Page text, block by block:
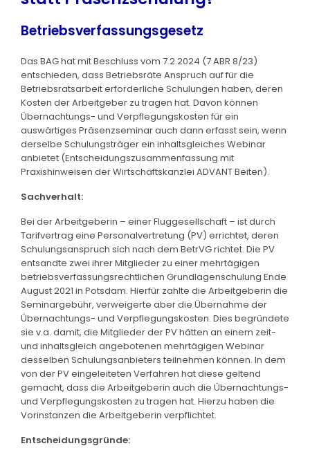
Betriebsverfassungsgesetz
Das BAG hat mit Beschluss vom 7.2.2024 (7 ABR 8/23)
entschieden, dass Betriebsräte Anspruch auf für die
Betriebsratsarbeit erforderliche Schulungen haben, deren
Kosten der Arbeitgeber zu tragen hat. Davon können
Übernachtungs- und Verpflegungskosten für ein
auswärtiges Präsenzseminar auch dann erfasst sein, wenn
derselbe Schulungsträger ein inhaltsgleiches Webinar
anbietet (Entscheidungszusammenfassung mit
Praxishinweisen der Wirtschaftskanzlei ADVANT Beiten).
Sachverhalt:
Bei der Arbeitgeberin – einer Fluggesellschaft – ist durch
Tarifvertrag eine Personalvertretung (PV) errichtet, deren
Schulungsanspruch sich nach dem BetrVG richtet. Die PV
entsandte zwei ihrer Mitglieder zu einer mehrtägigen
betriebsverfassungsrechtlichen Grundlagenschulung Ende
August 2021 in Potsdam. Hierfür zahlte die Arbeitgeberin die
Seminargebühr, verweigerte aber die Übernahme der
Übernachtungs- und Verpflegungskosten. Dies begründete
sie v.a. damit, die Mitglieder der PV hätten an einem zeit-
und inhaltsgleich angebotenen mehrtägigen Webinar
desselben Schulungsanbieters teilnehmen können. In dem
von der PV eingeleiteten Verfahren hat diese geltend
gemacht, dass die Arbeitgeberin auch die Übernachtungs-
und Verpflegungskosten zu tragen hat. Hierzu haben die
Vorinstanzen die Arbeitgeberin verpflichtet.
Entscheidungsgründe: